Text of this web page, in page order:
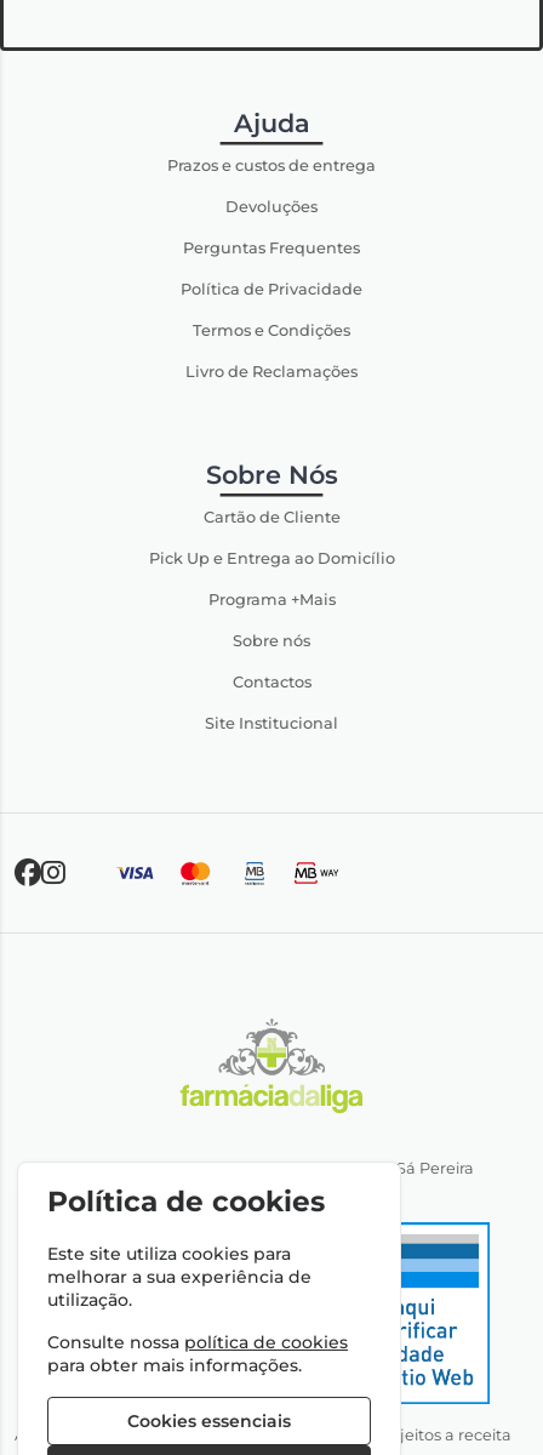
Ajuda
Prazos e custos de entrega
Devoluções
Perguntas Frequentes
Política de Privacidade
Termos e Condições
Livro de Reclamações
Sobre Nós
Cartão de Cliente
Pick Up e Entrega ao Domicílio
Programa +Mais
Sobre nós
Contactos
Site Institucional
Direção Técnica: Dra. Ana Rita Miranda de Sá Pereira
NIPC: 501064974
Autorizado a disponibilizar medicamentos não sujeitos a receita
Política de cookies
Este site utiliza cookies para
melhorar a sua experiência de
utilização.
Consulte nossa política de cookies
para obter mais informações.
Cookies essenciais